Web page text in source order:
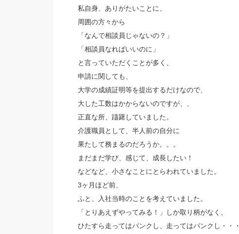
私自身、ありがたいことに、
周囲の方々から
「なんで相談員じゃないの？」
「相談員なればいいのに」
と言っていただくことが多く、
申請に関しても、
大学の成績証明等を提出するだけなので、
大した工数はかからないのですが、、
正直な所、躊躇していました。
介護職員として、半人前の自分に
果たして務まるのだろうか。。。
まだまだ学び、感じて、成長したい！
などなど、小さなことにとらわれていました。
3ヶ月ほど前、
ふと、入社当時のことを考えていました。
「とりあえずやってみる！」しか取り柄がなく、
ひたすら走ってはパンクし、走ってはパンクし・・・